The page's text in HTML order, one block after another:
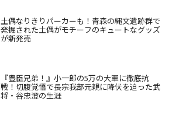
土偶なりきりパーカーも！青森の縄文遺跡群で
発掘された土偶がモチーフのキュートなグッズ
が新発売
『豊臣兄弟！』小一郎の5万の大軍に徹底抗
戦！切腹覚悟で長宗我部元親に降伏を迫った武
将・谷忠澄の生涯